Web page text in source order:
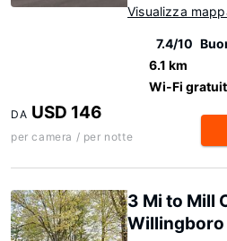
Visualizza
7.4/10
6.1 km
Wi-Fi
DA USD 146
per camera / per notte
3 Mi to Mill
Willingboro